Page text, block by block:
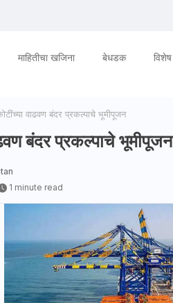
माहितीचा खजिना बेधडक
वाढवण बंदर प्रकल्पाचे भूमीपूजन
बंदर प्रकल्पाचे भूमीपूजन
1 minute read